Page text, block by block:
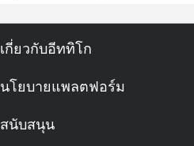
เกี่ยวกับอีททิโก
นโยบายแพลตฟอร์ม
สนับสนุน